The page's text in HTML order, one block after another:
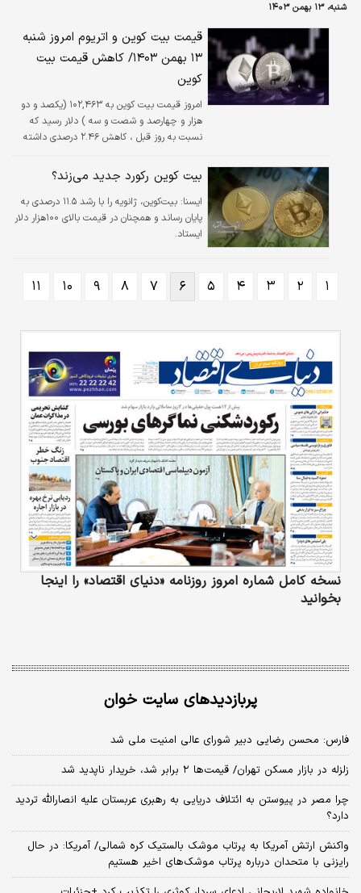
شنبه، ۱۳ بهمن ۱۴۰۳
قیمت بیت کوین و اتریوم امروز شنبه
۱۳ بهمن ۱۴۰۳/ کاهش قیمت بیت
کوین
امروز قیمت بیت کوین به ۱۰۲,۴۶۳ (یکصد و دو
هزار و چهارصد و شصت و سه ) دلار رسید که
نسبت به روز قبل ، کاهش ۲.۴۶ درصدی داشته
بیت کوین رکورد جدید می‌زند؟
ايسنا:
بیت‌کوین، ژانویه را با رشد ۱۱.۵ درصدی به
پایان رساند و همچنان در قیمت بالای ۱۰۰هزار دلار
ایستاد.
۱ ۲ ۳ ۴ ۵ ۶ ۷ ۸ ۹ ۱۰ ۱۱
نسخه کامل شماره امروز روزنامه «دنیای‌ اقتصاد» را اینجا
بخوانید
پربازدیدهای سایت خوان
فارس: محسن رضایی دبیر شورای عالی امنیت ملی شد
زلزله در بازار مسکن تهران/ قیمت‌ها ۲ برابر شد، خریدار ناپدید شد
چرا مصر در پیوستن به ائتلاف دریایی به رهبری عربستان علیه انصارالله تردید
دارد؟
واکنش ارتش آمریکا به پرتاب موشک بالستیک کره شمالی/ آمریکا: در حال
رایزنی با متحدان درباره پرتاب موشک‌های اخیر هستیم